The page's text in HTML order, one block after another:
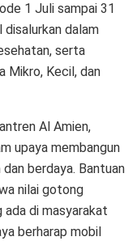
1 Juli sampai 31
disalurkan dalam
serta
Mikro, Kecil, dan
Al Amien,
upaya membangun
berdaya. Bantuan
nilai gotong
ada di masyarakat
berharap mobil